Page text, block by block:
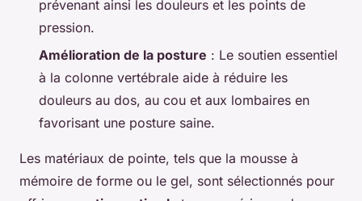
prévenant ainsi les douleurs et les points de
pression.
Amélioration de la posture : Le soutien essentiel
à la colonne vertébrale aide à réduire les
douleurs au dos, au cou et aux lombaires en
favorisant une posture saine.
Les matériaux de pointe, tels que la mousse à
mémoire de forme ou le gel, sont sélectionnés pour